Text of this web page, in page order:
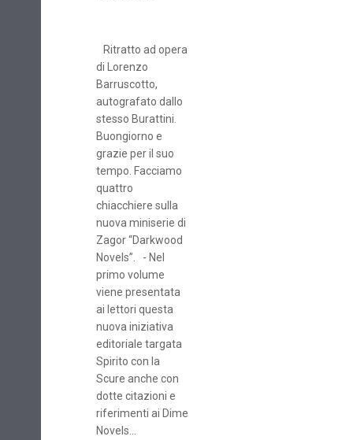
Ritratto ad opera
di Lorenzo
Barruscotto,
autografato dallo
stesso Burattini.
Buongiorno e
grazie per il suo
tempo. Facciamo
quattro
chiacchiere sulla
nuova miniserie di
Zagor “Darkwood
Novels”. - Nel
primo volume
viene presentata
ai lettori questa
nuova iniziativa
editoriale targata
Spirito con la
Scure anche con
dotte citazioni e
riferimenti ai Dime
Novels...